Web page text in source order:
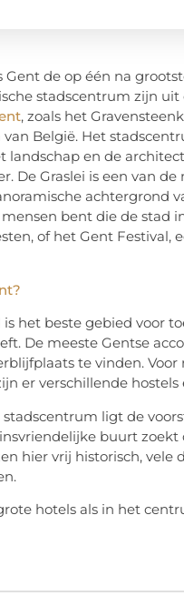
de op één na
stadscentrum zijn
, zoals het
België. Het
landschap en de
De Graslei is een van
achtergrond
bent die de stad
of het Gent
het beste gebied voor
De meeste Gentse
te vinden.
er verschillende
stadscentrum ligt de
buurt
hier vrij historisch,
hotels als in het